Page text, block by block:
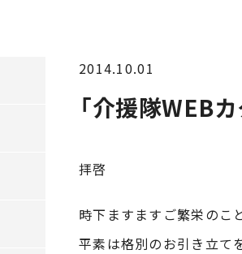
2014.10.01
「介援隊WEB
拝啓
時下ますますご繁栄のこ
平素は格別のお引き立て